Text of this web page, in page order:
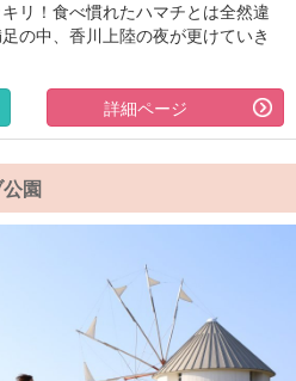
リ！食べ慣れたハマチとは全然違
の中、香川上陸の夜が更けていき
詳細ページ
園